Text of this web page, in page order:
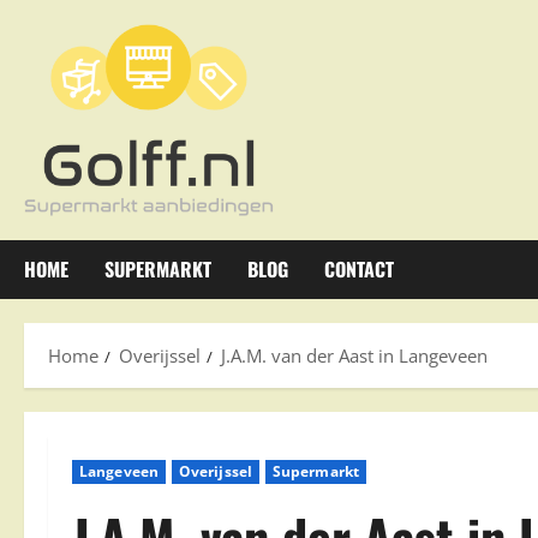
inhoud
HOME SUPERMARKT BLOG CONTACT
Home Overijssel J.A.M. van der Aast in Langeveen
Langeveen Overijssel Supermarkt